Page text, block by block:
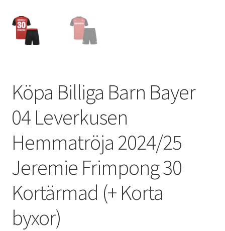
Köpa Billiga Barn Bayer
04 Leverkusen
Hemmatröja 2024/25
Jeremie Frimpong 30
Kortärmad (+ Korta
byxor)